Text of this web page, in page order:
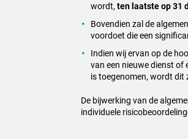
wordt, ten laatste op 31
Bovendien zal de
voordoet die een
Indien wij ervan op de
van een nieuwe dienst
is toegenomen, wordt dit
De bijwerking van de
individuele